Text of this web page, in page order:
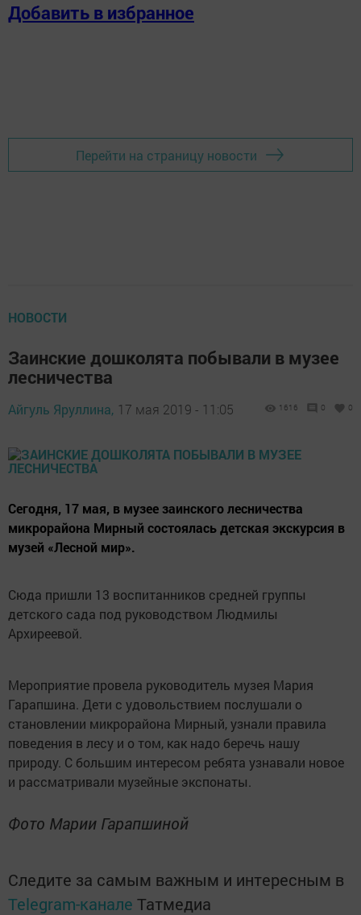
Добавить в избранное
Перейти на страницу новости
НОВОСТИ
Заинские дошколята побывали в музее
лесничества
Айгуль Яруллина, 17 мая 2019 - 11:05 1616 0 0
Сегодня, 17 мая, в музее заинского лесничества
микрорайона Мирный состоялась детская экскурсия в
музей «Лесной мир».
Сюда пришли 13 воспитанников средней группы
детского сада под руководством Людмилы
Архиреевой.
Мероприятие провела руководитель музея Мария
Гарапшина. Дети с удовольствием послушали о
становлении микрорайона Мирный, узнали правила
поведения в лесу и о том, как надо беречь нашу
природу. С большим интересом ребята узнавали новое
и рассматривали музейные экспонаты.
Фото Марии Гарапшиной
Следите за самым важным и интересным в
Telegram-канале Татмедиа